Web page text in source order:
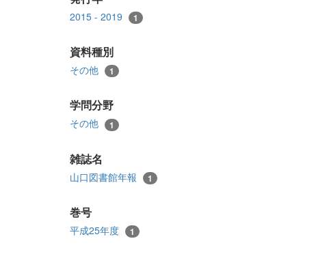
2015 - 2019 1
資料種別
その他 1
学問分野
その他 1
雑誌名
山口図書館年報 1
巻号
平成25年度 1